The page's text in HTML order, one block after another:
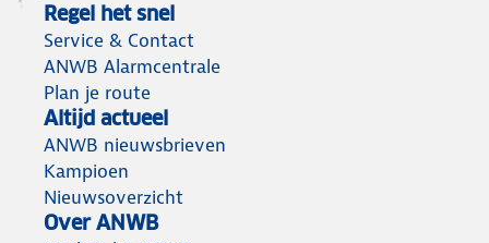
Regel het snel
Service & Contact
ANWB Alarmcentrale
Plan je route
Altijd actueel
ANWB nieuwsbrieven
Kampioen
Nieuwsoverzicht
Over ANWB